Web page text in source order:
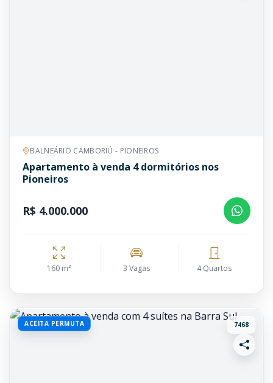
BALNEÁRIO CAMBORIÚ - PIONEIROS
Apartamento à venda 4 dormitórios nos
Pioneiros
R$ 4.000.000
160 m² 3 Vagas 4 Quartos
ACEITA PERMUTA 7468